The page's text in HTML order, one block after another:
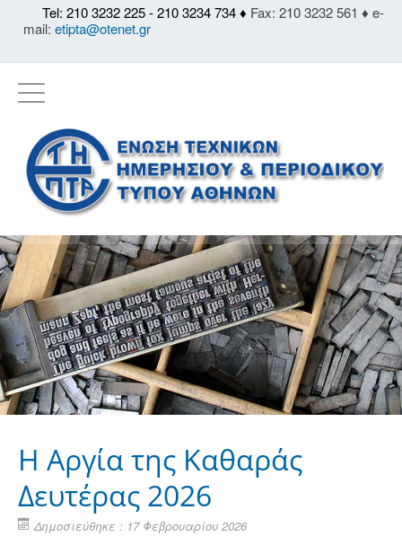
Tel: 210 3232 225 - 210 3234 734 ♦ Fax: 210 3232 561 ♦ e-
mail: etipta@otenet.gr
Η Aργία της Καθαράς
Δευτέρας 2026
Δημοσιεύθηκε : 17 Φεβρουαρίου 2026